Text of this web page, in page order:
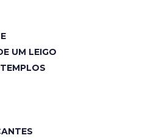
UM LEIGO